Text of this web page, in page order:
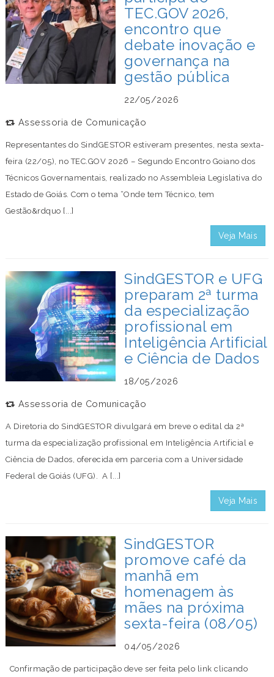
TEC.GOV 2026,
encontro que
debate inovação e
governança na
gestão pública
22/05/2026
Assessoria de Comunicação
Representantes do SindGESTOR estiveram presentes, nesta sexta-
feira (22/05), no TEC.GOV 2026 – Segundo Encontro Goiano dos
Técnicos Governamentais, realizado no Assembleia Legislativa do
Estado de Goiás. Com o tema “Onde tem Técnico, tem
Gestão&rdquo [...]
Veja Mais
SindGESTOR e UFG
preparam 2ª turma
da especialização
profissional em
Inteligência Artificial
e Ciência de Dados
18/05/2026
Assessoria de Comunicação
A Diretoria do SindGESTOR divulgará em breve o edital da 2ª
turma da especialização profissional em Inteligência Artificial e
Ciência de Dados, oferecida em parceria com a Universidade
Federal de Goiás (UFG). A [...]
Veja Mais
SindGESTOR
promove café da
manhã em
homenagem às
mães na próxima
sexta-feira (08/05)
04/05/2026
Confirmação de participação deve ser feita pelo link clicando